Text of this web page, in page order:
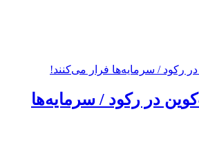
در رکود / سرمایه‌ها